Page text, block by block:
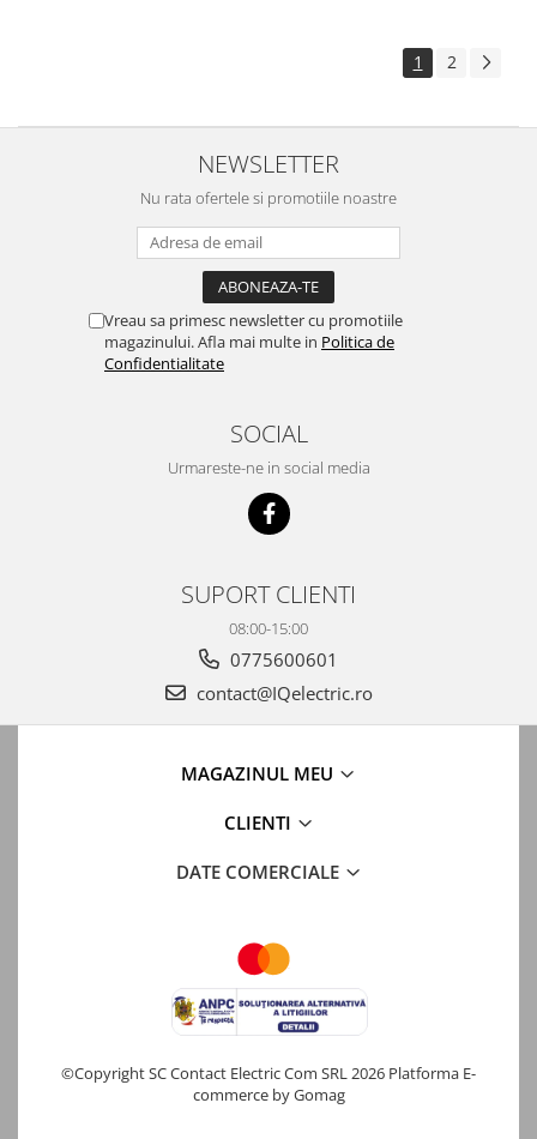
1 2
NEWSLETTER
Nu rata ofertele si promotiile noastre
Vreau sa primesc newsletter cu promotiile
magazinului. Afla mai multe in Politica de
Confidentialitate
SOCIAL
Urmareste-ne in social media
SUPORT CLIENTI
08:00-15:00
0775600601
contact@IQelectric.ro
MAGAZINUL MEU
CLIENTI
DATE COMERCIALE
©Copyright SC Contact Electric Com SRL 2026 Platforma E-
commerce by Gomag